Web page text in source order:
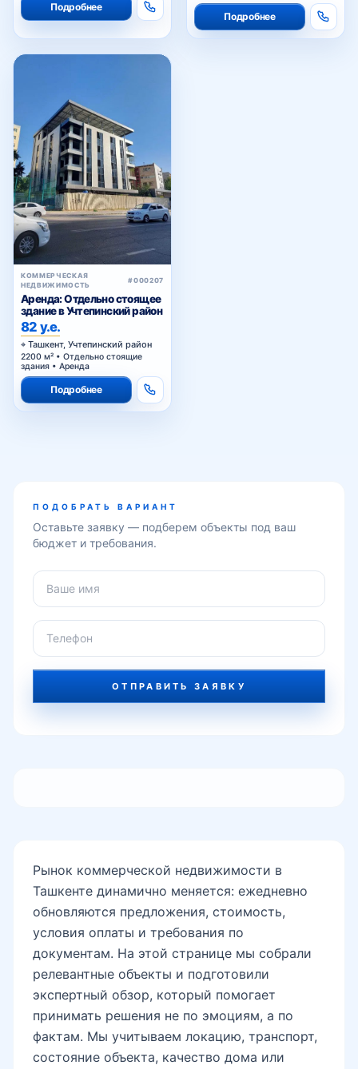
Подробнее
Подробнее
КОММЕРЧЕСКАЯ
НЕДВИЖИМОСТЬ
#000207
Аренда: Отдельно стоящее
здание в Учтепинский район
82 у.е.
Ташкент, Учтепинский район
2200 м² • Отдельно стоящие
здания • Аренда
Подробнее
ПОДОБРАТЬ ВАРИАНТ
Оставьте заявку — подберем объекты под ваш
бюджет и требования.
ОТПРАВИТЬ ЗАЯВКУ
Рынок коммерческой недвижимости в
Ташкенте динамично меняется: ежедневно
обновляются предложения, стоимость,
условия оплаты и требования по
документам. На этой странице мы собрали
релевантные объекты и подготовили
экспертный обзор, который помогает
принимать решения не по эмоциям, а по
фактам. Мы учитываем локацию, транспорт,
состояние объекта, качество дома или